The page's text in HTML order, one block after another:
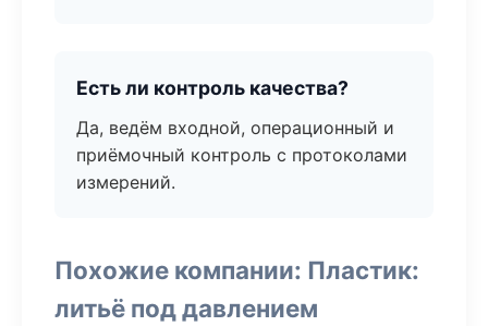
Есть ли контроль качества?
Да, ведём входной, операционный и
приёмочный контроль с протоколами
измерений.
Похожие компании: Пластик:
литьё под давлением